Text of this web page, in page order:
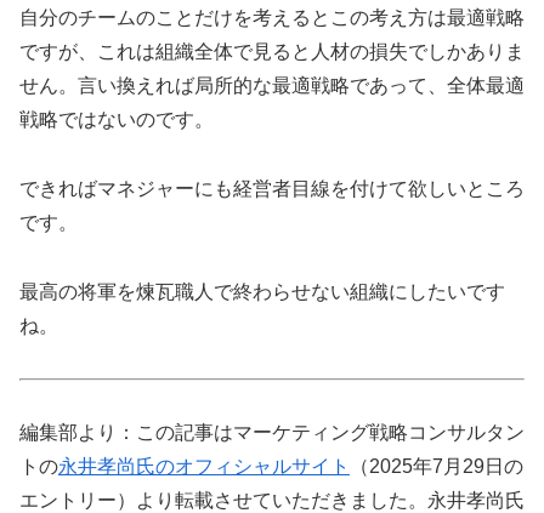
自分のチームのことだけを考えるとこの考え方は最適戦略
ですが、これは組織全体で見ると人材の損失でしかありま
せん。言い換えれば局所的な最適戦略であって、全体最適
戦略ではないのです。
できればマネジャーにも経営者目線を付けて欲しいところ
です。
最高の将軍を煉瓦職人で終わらせない組織にしたいです
ね。
編集部より：この記事はマーケティング戦略コンサルタン
トの永井孝尚氏のオフィシャルサイト
（2025年7月29日の
エントリー）より転載させていただきました。永井孝尚氏